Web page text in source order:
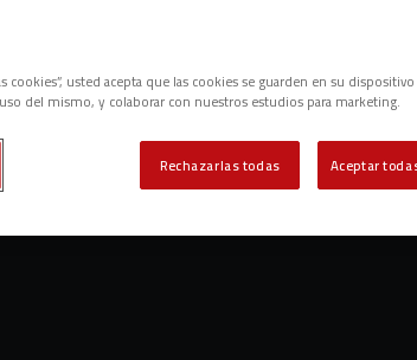
no hemos encontrado nada.
Intenta otra búsqueda.
cookies”, usted acepta que las cookies se guarden en su
del mismo, y colaborar con nuestros estudios para marketing.
Rechazarlas todas Aceptar